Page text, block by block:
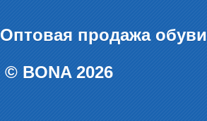
Оптовая продажа обуви
© BONA 2026